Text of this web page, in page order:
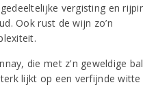
vergisting en
Ook rust de wijn zo’n
die met z'n geweldige
lijkt op een verfijnde witte